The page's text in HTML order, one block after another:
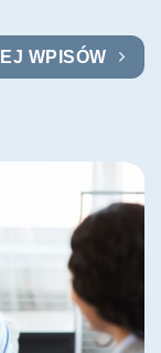
WPISÓW